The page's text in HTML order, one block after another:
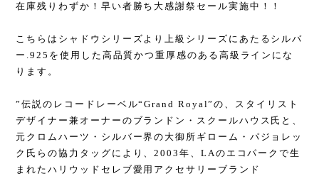
在庫残りわずか！早い者勝ち大感謝祭セール実施中！！
こちらはシャドウシリーズより上級シリーズにあたるシルバ
ー.925を使用した高品質かつ重厚感のある高級ラインにな
ります。
”伝説のレコードレーベル“Grand Royal”の、スタイリスト
デザイナー兼オーナーのブランドン・スクールハウス氏と、
元クロムハーツ・シルバー界の大御所ギローム・パジョレッ
ク氏らの協力タッグにより、2003年、LAのエコパークで生
まれたハリウッドセレブ愛用アクセサリーブランド